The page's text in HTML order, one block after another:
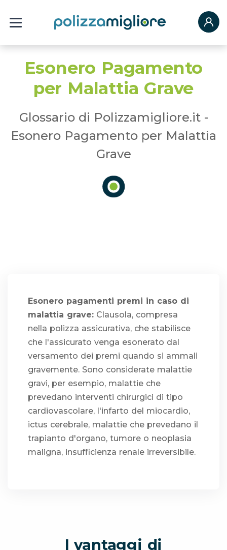
Esonero Pagamento
per Malattia Grave
Glossario di Polizzamigliore.it -
Esonero Pagamento per Malattia
Grave
Esonero pagamenti premi in caso di
malattia grave: Clausola, compresa
nella polizza assicurativa, che stabilisce
che l'assicurato venga esonerato dal
versamento dei premi quando si ammali
gravemente. Sono considerate malattie
gravi, per esempio, malattie che
prevedano interventi chirurgici di tipo
cardiovascolare, l'infarto del miocardio,
ictus cerebrale, malattie che prevedano il
trapianto d'organo, tumore o neoplasia
maligna, insufficienza renale irreversibile.
I vantaggi di